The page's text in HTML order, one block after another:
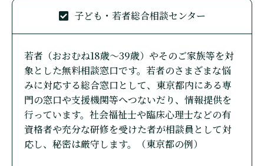
子ども・若者総合相談センター
若者（おおむね18歳～39歳）やそのご家族等を対
象とした無料相談窓口です。若者のさまざまな悩
みに対応する総合窓口として、東京都内にある専
門の窓口や支援機関等へつないだり、情報提供を
行っています。社会福祉士や臨床心理士などの有
資格者や充分な研修を受けた者が相談員として対
応し、秘密は厳守します。（東京都の例）